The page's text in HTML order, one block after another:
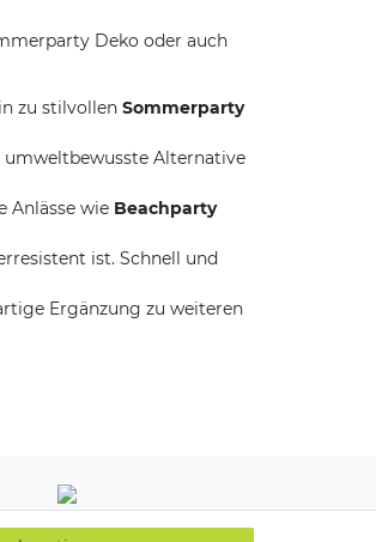
Deko oder auch
zu stilvollen Sommerparty
umweltbewusste Alternative
Anlässe wie Beachparty
ist. Schnell und
Ergänzung zu weiteren